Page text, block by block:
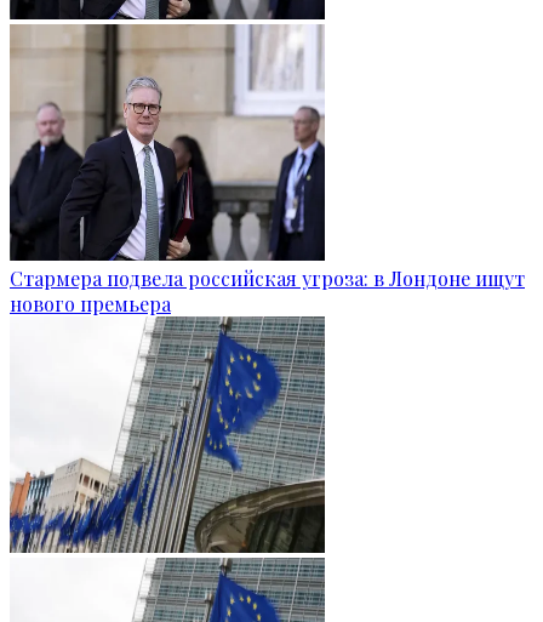
Стармера подвела российская угроза: в Лондоне ищут
нового премьера